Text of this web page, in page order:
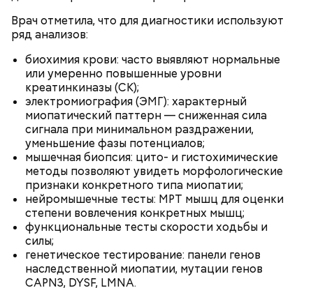
Врач отметила, что для диагностики используют
ряд анализов:
биохимия крови: часто выявляют нормальные
или умеренно повышенные уровни
креатинкиназы (CK);
электромиография (ЭМГ): характерный
миопатический паттерн — сниженная сила
сигнала при минимальном раздражении,
уменьшение фазы потенциалов;
мышечная биопсия: цито- и гистохимические
методы позволяют увидеть морфологические
признаки конкретного типа миопатии;
нейромышечные тесты: МРТ мышц для оценки
степени вовлечения конкретных мышц;
функциональные тесты скорости ходьбы и
силы;
генетическое тестирование: панели генов
наследственной миопатии, мутации генов
CAPN3, DYSF, LMNA.
Уберут отеки и улучшат зрение:
диетолог Соломатина рассказала
о пользе кабачков
Кабачки, тушеные с курицей
Как приготовить домашний
майонез: три простых рецепта
Эндокринолог Куликова
объяснила, в чем заключается
польза сезонных овощей и
фруктов
Как выбрать дыню
Фото: Shutterstock